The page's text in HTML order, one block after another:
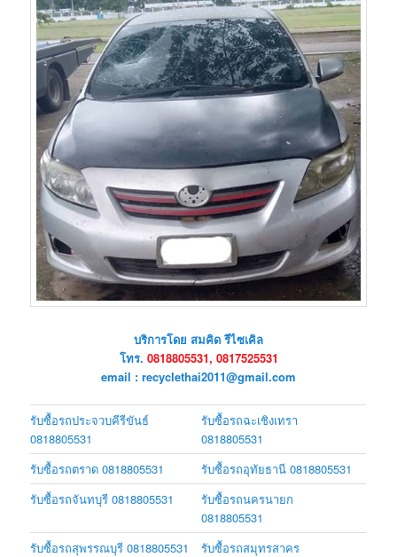
บริการโดย สมคิด รีไซเคิล
โทร. 0818805531, 0817525531
email : recyclethai2011@gmail.com
รับซื้อรถประจวบคีรีขันธ์
0818805531
รับซื้อรถฉะเชิงเทรา
0818805531
รับซื้อรถตราด 0818805531
รับซื้อรถอุทัยธานี 0818805531
รับซื้อรถจันทบุรี 0818805531
รับซื้อรถนครนายก
0818805531
รับซื้อรถสุพรรณบุรี 0818805531
รับซื้อรถสมุทรสาคร